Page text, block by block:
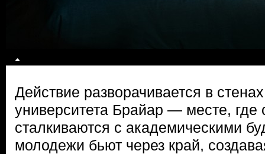
Действие разворачивается в
университета Брайар — месте, где
сталкиваются с академическими
молодежи бьют через край,